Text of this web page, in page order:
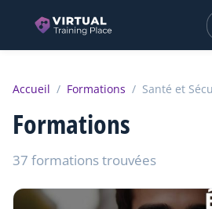
Accueil / Formations / Santé et
Formations
37 formations trouvées